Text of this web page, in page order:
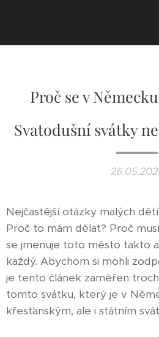
Proč se v
Svatodušní svátky
Nejčastější otázky malých
Proč to mám dělat? Proč
se jmenuje toto město takto a
každý. Abychom si mohli
je tento článek zaměřen
tomto svátku, který je v
křesťanským, ale i státním